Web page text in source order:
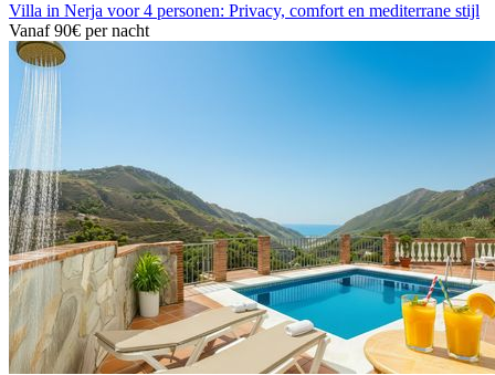
Villa in Nerja voor 4 personen: Privacy, comfort en mediterrane stijl
Vanaf90€ per nacht